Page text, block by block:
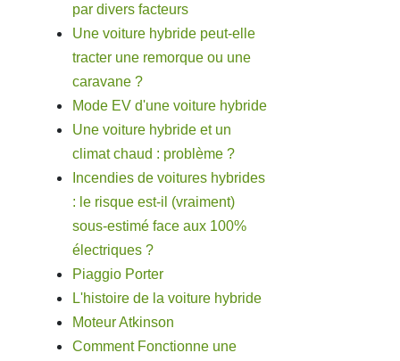
par divers facteurs
Une voiture hybride peut-elle
tracter une remorque ou une
caravane ?
Mode EV d'une voiture hybride
Une voiture hybride et un
climat chaud : problème ?
Incendies de voitures hybrides
: le risque est-il (vraiment)
sous-estimé face aux 100%
électriques ?
Piaggio Porter
L'histoire de la voiture hybride
Moteur Atkinson
Comment Fonctionne une